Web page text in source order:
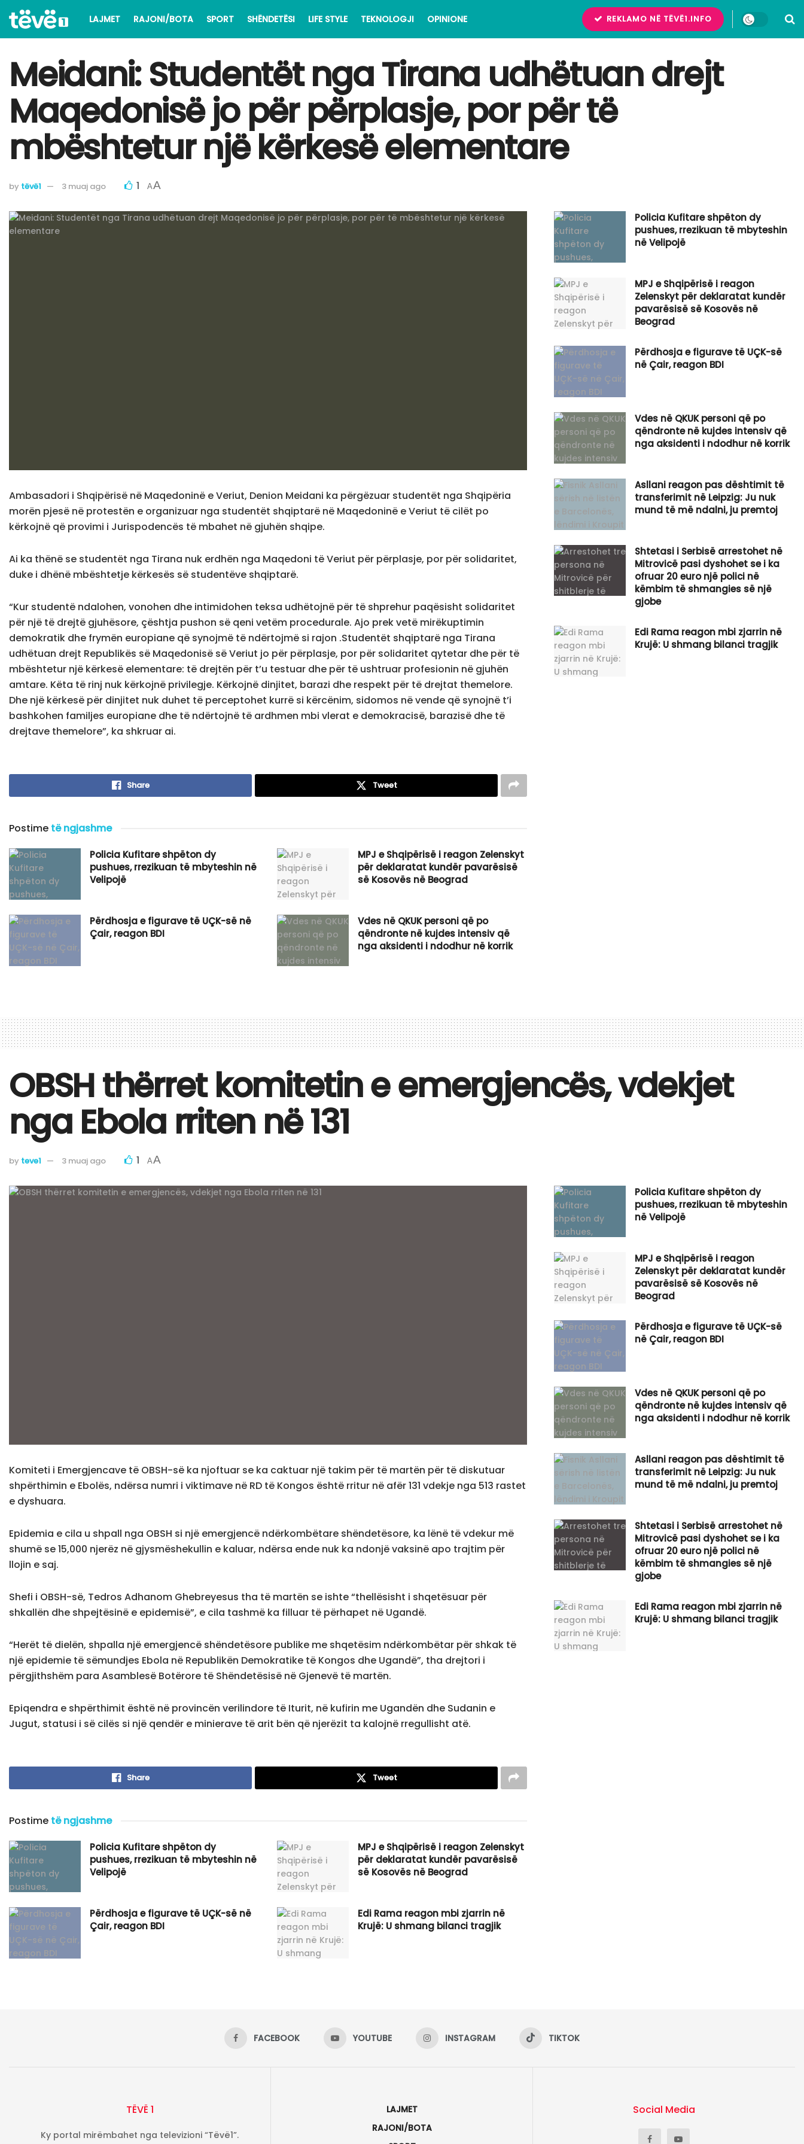
LAJMET RAJONI/BOTA SPORT SHËNDETËSI LIFE STYLE TEKNOLOGJI OPINIONE REKLAMO NË TËVË1.INFO
Meidani: Studentët nga Tirana udhëtuan drejt
Maqedonisë jo për përplasje, por për të
mbështetur një kërkesë elementare
by tëvë1 3 muaj ago 1 AA
Ambasadori i Shqipërisë në Maqedoninë e Veriut, Denion Meidani ka përgëzuar studentët nga Shqipëria
morën pjesë në protestën e organizuar nga studentët shqiptarë në Maqedoninë e Veriut të cilët po
kërkojnë që provimi i Jurispodencës të mbahet në gjuhën shqipe.
Ai ka thënë se studentët nga Tirana nuk erdhën nga Maqedoni të Veriut për përplasje, por për solidaritet,
duke i dhënë mbështetje kërkesës së studentëve shqiptarë.
“Kur studentë ndalohen, vonohen dhe intimidohen teksa udhëtojnë për të shprehur paqësisht solidaritet
për një të drejtë gjuhësore, çështja pushon së qeni vetëm procedurale. Ajo prek vetë mirëkuptimin
demokratik dhe frymën europiane që synojmë të ndërtojmë si rajon .Studentët shqiptarë nga Tirana
udhëtuan drejt Republikës së Maqedonisë së Veriut jo për përplasje, por për solidaritet qytetar dhe për të
mbështetur një kërkesë elementare: të drejtën për t’u testuar dhe për të ushtruar profesionin në gjuhën
amtare. Këta të rinj nuk kërkojnë privilegje. Kërkojnë dinjitet, barazi dhe respekt për të drejtat themelore.
Dhe një kërkesë për dinjitet nuk duhet të perceptohet kurrë si kërcënim, sidomos në vende që synojnë t’i
bashkohen familjes europiane dhe të ndërtojnë të ardhmen mbi vlerat e demokracisë, barazisë dhe të
drejtave themelore”, ka shkruar ai.
Share Tweet
Postime të ngjashme
Policia Kufitare shpëton dy
pushues, rrezikuan të mbyteshin në
Velipojë
MPJ e Shqipërisë i reagon Zelenskyt
për deklaratat kundër pavarësisë
së Kosovës në Beograd
Përdhosja e figurave të UÇK-së në
Çair, reagon BDI
Vdes në QKUK personi që po
qëndronte në kujdes intensiv që
nga aksidenti i ndodhur në korrik
Policia Kufitare shpëton dy
pushues, rrezikuan të mbyteshin
në Velipojë
MPJ e Shqipërisë i reagon
Zelenskyt për deklaratat kundër
pavarësisë së Kosovës në
Beograd
Përdhosja e figurave të UÇK-së
në Çair, reagon BDI
Vdes në QKUK personi që po
qëndronte në kujdes intensiv që
nga aksidenti i ndodhur në korrik
Asllani reagon pas dështimit të
transferimit në Leipzig: Ju nuk
mund të më ndalni, ju premtoj
Shtetasi i Serbisë arrestohet në
Mitrovicë pasi dyshohet se i ka
ofruar 20 euro një polici në
këmbim të shmangies së një
gjobe
Edi Rama reagon mbi zjarrin në
Krujë: U shmang bilanci tragjik
OBSH thërret komitetin e emergjencës, vdekjet
nga Ebola rriten në 131
by teve1 3 muaj ago 1 AA
Komiteti i Emergjencave të OBSH-së ka njoftuar se ka caktuar një takim për të martën për të diskutuar
shpërthimin e Ebolës, ndërsa numri i viktimave në RD të Kongos është rritur në afër 131 vdekje nga 513 rastet
e dyshuara.
Epidemia e cila u shpall nga OBSH si një emergjencë ndërkombëtare shëndetësore, ka lënë të vdekur më
shumë se 15,000 njerëz në gjysmëshekullin e kaluar, ndërsa ende nuk ka ndonjë vaksinë apo trajtim për
llojin e saj.
Shefi i OBSH-së, Tedros Adhanom Ghebreyesus tha të martën se ishte “thellësisht i shqetësuar për
shkallën dhe shpejtësinë e epidemisë”, e cila tashmë ka filluar të përhapet në Ugandë.
“Herët të dielën, shpalla një emergjencë shëndetësore publike me shqetësim ndërkombëtar për shkak të
një epidemie të sëmundjes Ebola në Republikën Demokratike të Kongos dhe Ugandë”, tha drejtori i
përgjithshëm para Asamblesë Botërore të Shëndetësisë në Gjenevë të martën.
Epiqendra e shpërthimit është në provincën verilindore të Iturit, në kufirin me Ugandën dhe Sudanin e
Jugut, statusi i së cilës si një qendër e minierave të arit bën që njerëzit ta kalojnë rregullisht atë.
Share Tweet
Postime të ngjashme
Policia Kufitare shpëton dy
pushues, rrezikuan të mbyteshin në
Velipojë
MPJ e Shqipërisë i reagon Zelenskyt
për deklaratat kundër pavarësisë
së Kosovës në Beograd
Përdhosja e figurave të UÇK-së në
Çair, reagon BDI
Edi Rama reagon mbi zjarrin në
Krujë: U shmang bilanci tragjik
Policia Kufitare shpëton dy
pushues, rrezikuan të mbyteshin
në Velipojë
MPJ e Shqipërisë i reagon
Zelenskyt për deklaratat kundër
pavarësisë së Kosovës në
Beograd
Përdhosja e figurave të UÇK-së
në Çair, reagon BDI
Vdes në QKUK personi që po
qëndronte në kujdes intensiv që
nga aksidenti i ndodhur në korrik
Asllani reagon pas dështimit të
transferimit në Leipzig: Ju nuk
mund të më ndalni, ju premtoj
Shtetasi i Serbisë arrestohet në
Mitrovicë pasi dyshohet se i ka
ofruar 20 euro një polici në
këmbim të shmangies së një
gjobe
Edi Rama reagon mbi zjarrin në
Krujë: U shmang bilanci tragjik
FACEBOOK YOUTUBE INSTAGRAM TIKTOK
TËVË 1
Ky portal mirëmbahet nga televizioni “Tëvë1”.
LAJMET
RAJONI/BOTA
Social Media